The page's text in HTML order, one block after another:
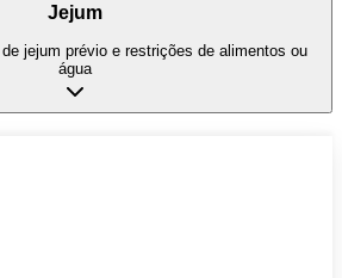
Jejum
jejum prévio e restrições de alimentos ou
água